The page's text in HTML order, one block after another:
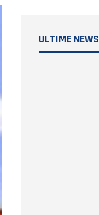
ULTIME NEWS